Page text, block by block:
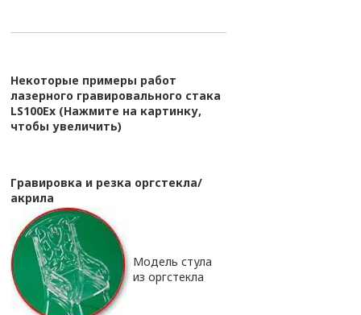
Некоторые примеры работ
лазерного гравировального стака
LS100Ex (Нажмите на картинку,
чтобы увеличить)
Гравировка и резка оргстекла/
акрила
Модель стула
из оргстекла